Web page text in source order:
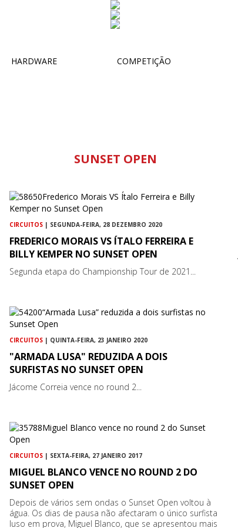
HARDWARE COMPETIÇÃO
SUNSET OPEN
CIRCUITOS | SEGUNDA-FEIRA, 28 DEZEMBRO 2020
FREDERICO MORAIS VS ÍTALO FERREIRA E
BILLY KEMPER NO SUNSET OPEN
Segunda etapa do Championship Tour de 2021...
CIRCUITOS | QUINTA-FEIRA, 23 JANEIRO 2020
"ARMADA LUSA" REDUZIDA A DOIS
SURFISTAS NO SUNSET OPEN
Jácome Correia vence no round 2...
CIRCUITOS | SEXTA-FEIRA, 27 JANEIRO 2017
MIGUEL BLANCO VENCE NO ROUND 2 DO
SUNSET OPEN
Depois de vários sem ondas o Sunset Open voltou à
água. Os dias de pausa não afectaram o único surfista
luso em prova, Miguel Blanco, que se apresentou mais